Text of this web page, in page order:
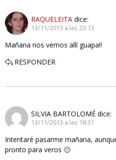
RAQUELEITA dice:
13/11/2013 a las 23:13
Mañana nos vemos allí guapa!!
RESPONDER
SILVIA BARTOLOMÉ dice:
13/11/2013 a las 18:31
Intentaré pasarme mañana,
pronto para veros 🙁